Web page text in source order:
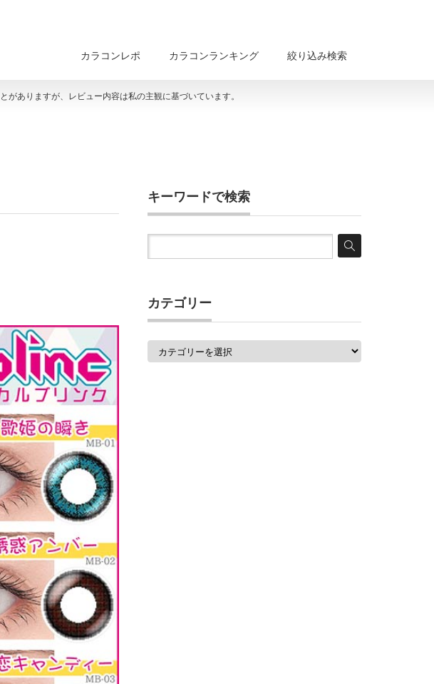
カラコンレポ カラコンランキング 絞り込み検索
ありますが、レビュー内容は私の主観に基づいています。
キーワードで検索
カテゴリー
カ